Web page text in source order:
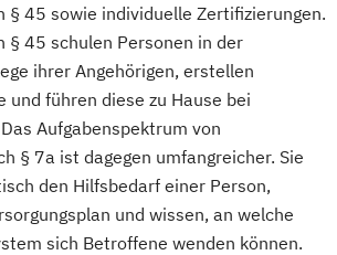
Pflege sowie Kurzzeitpflege
Krankenhausstation oder
im Pflegeheim
ambulanten Pflegedienstes
Praxisanleiter Palliative Care
für die Ambulante Pflege
(nach § 7a SGB XI)
§ 45 sowie individuelle Zertifizierungen.
§ 45 schulen Personen in der
ihrer Angehörigen, erstellen
und führen diese zu Hause bei
Aufgabenspektrum von
§ 7a ist dagegen umfangreicher. Sie
den Hilfsbedarf einer Person,
und wissen, an welche
sich Betroffene wenden können.